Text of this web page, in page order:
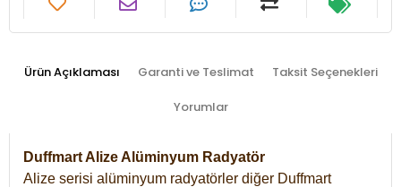
Ürün Açıklaması Garanti ve Teslimat Taksit Seçenekleri
Yorumlar
Duffmart Alize Alüminyum Radyatör
Alize serisi alüminyum radyatörler diğer Duffmart